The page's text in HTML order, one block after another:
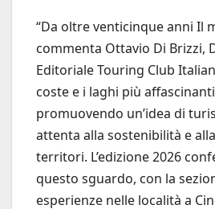
“Da oltre venticinque anni Il
commenta Ottavio Di Brizzi,
Editoriale Touring Club
coste e i laghi più
promuovendo un’idea di
attenta alla sostenibilità e
territori. L’edizione 2026
questo sguardo, con la
esperienze nelle località a